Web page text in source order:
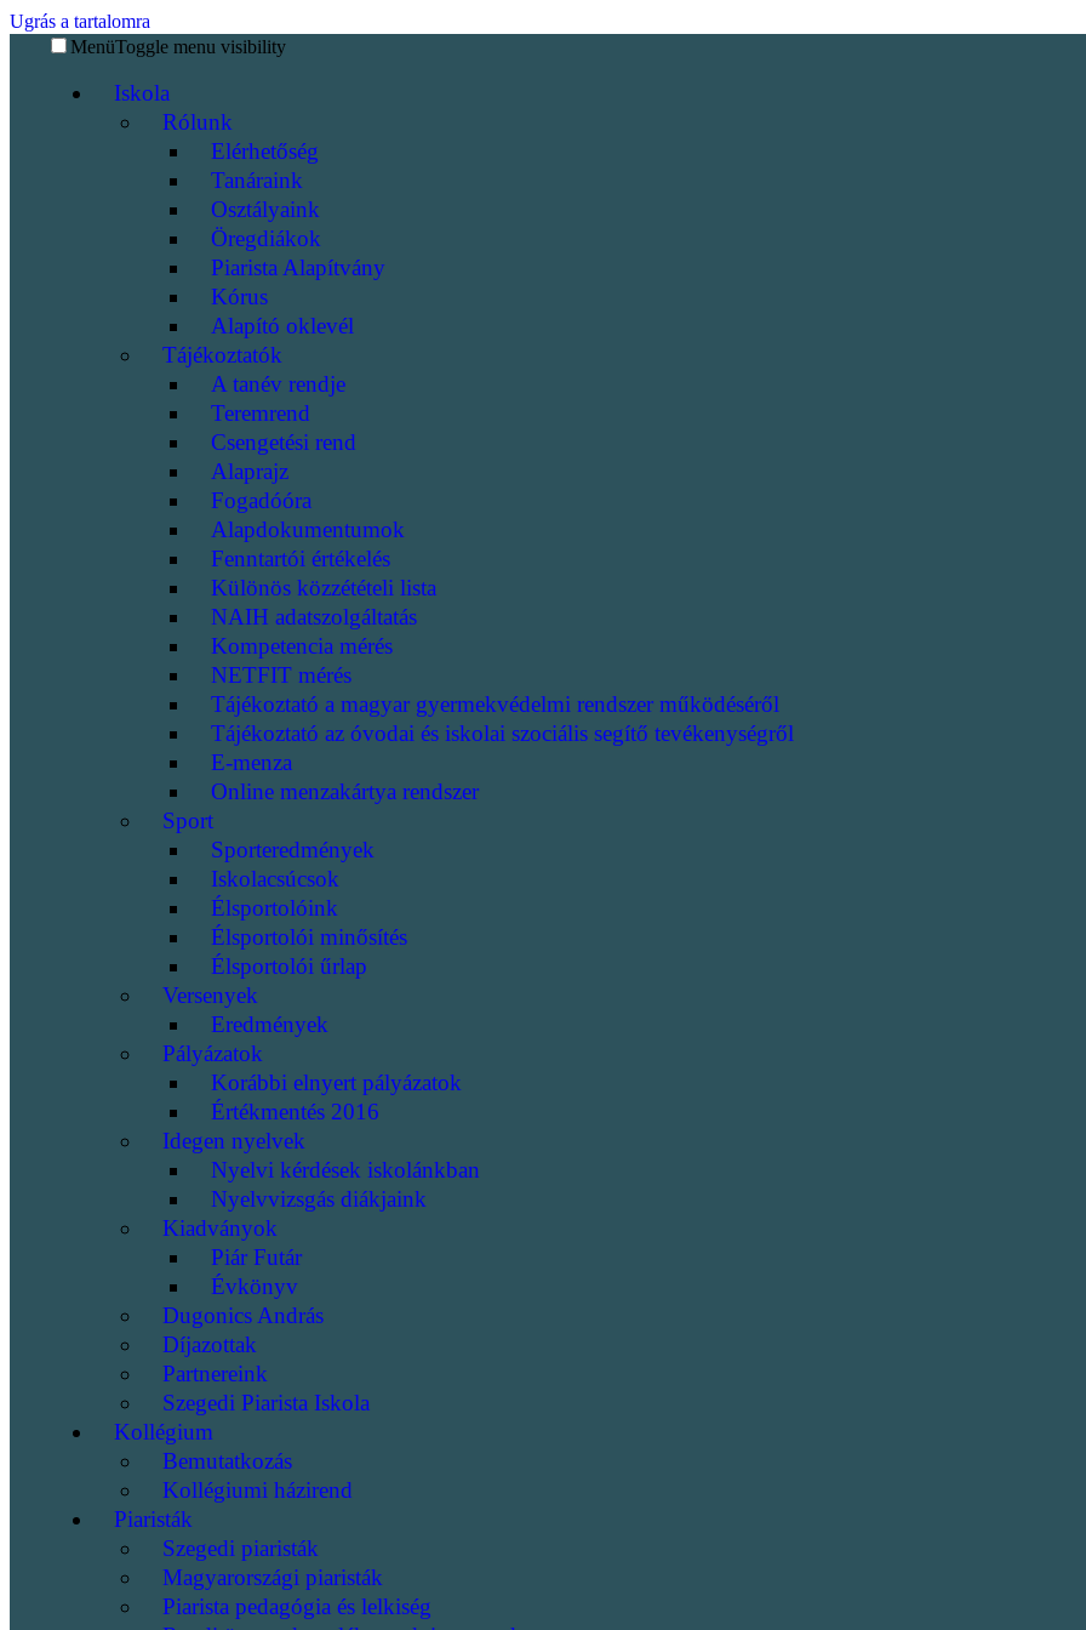
Ugrás a tartalomra
MenüToggle menu visibility
Iskola
Rólunk
Elérhetőség
Tanáraink
Osztályaink
Öregdiákok
Piarista Alapítvány
Kórus
Alapító oklevél
Tájékoztatók
A tanév rendje
Teremrend
Csengetési rend
Alaprajz
Fogadóóra
Alapdokumentumok
Fenntartói értékelés
Különös közzétételi lista
NAIH adatszolgáltatás
Kompetencia mérés
NETFIT mérés
Tájékoztató a magyar gyermekvédelmi rendszer működéséről
Tájékoztató az óvodai és iskolai szociális segítő tevékenységről
E-menza
Online menzakártya rendszer
Sport
Sporteredmények
Iskolacsúcsok
Élsportolóink
Élsportolói minősítés
Élsportolói űrlap
Versenyek
Eredmények
Pályázatok
Korábbi elnyert pályázatok
Értékmentés 2016
Idegen nyelvek
Nyelvi kérdések iskolánkban
Nyelvvizsgás diákjaink
Kiadványok
Piár Futár
Évkönyv
Dugonics András
Díjazottak
Partnereink
Szegedi Piarista Iskola
Kollégium
Bemutatkozás
Kollégiumi házirend
Piaristák
Szegedi piaristák
Magyarországi piaristák
Piarista pedagógia és lelkiség